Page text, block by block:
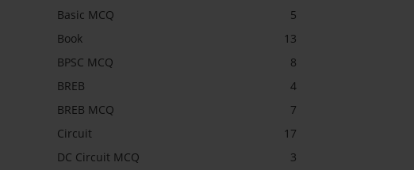
Basic MCQ
5
Book
13
BPSC MCQ
8
BREB
4
BREB MCQ
7
Circuit
17
DC Circuit MCQ
3